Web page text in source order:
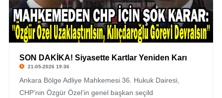
SON DAKİKA! Siyasette Kartlar Yeniden Karı
21-05-2026 19:36
Ankara Bölge Adliye Mahkemesi 36. Hukuk Dairesi,
CHP’nin Özgür Özel’in genel başkan seçild